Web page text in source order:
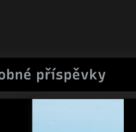
příspěvky